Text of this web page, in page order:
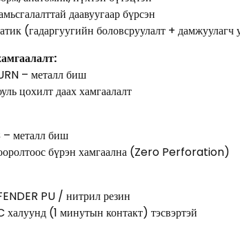
даавуугаар бүрсэн
(гадаргуугийн боловсруулалт + дамжуулагч
– металл биш
цохилт даах хамгаалалт
– металл биш
бүрэн хамгаална (Zero Perforation)
PU / нитрил резин
(1 минутын контакт) тэсвэртэй